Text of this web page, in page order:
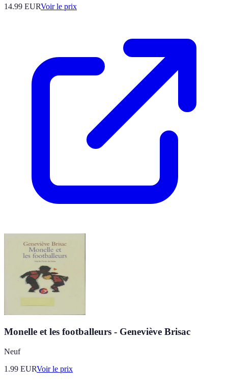
14.99 EURVoir le prix
Monelle et les footballeurs - Geneviève Brisac
Neuf
1.99 EURVoir le prix